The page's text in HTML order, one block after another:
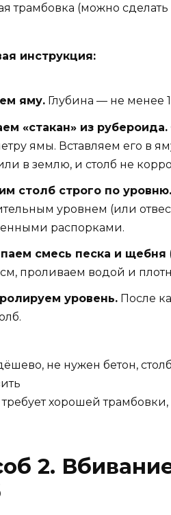
трамбовка (можно
инструкция:
яму. Глубина — не менее
«стакан» из рубероида.
ямы. Вставляем его в
в землю, и столб не
столб строго по уровню.
уровнем (или
распорками.
смесь песка и щебня
см, проливаем водой и
уровень. После
не нужен бетон,
требует хорошей
2.